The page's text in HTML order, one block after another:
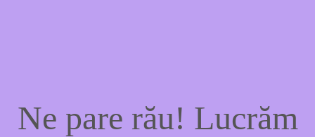
Ne pare rău! Lucrăm